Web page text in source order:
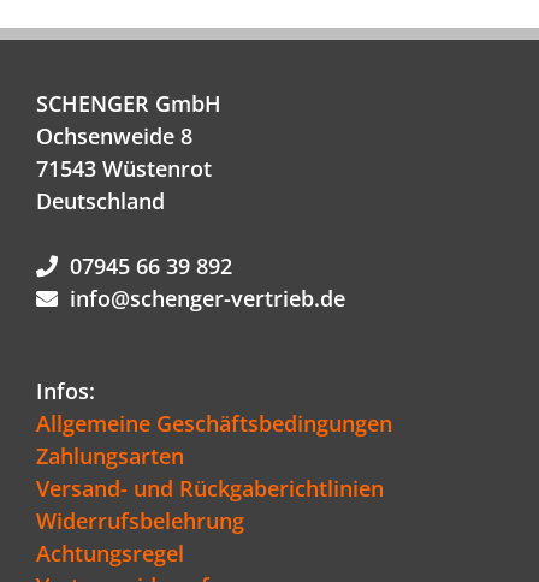
SCHENGER GmbH
Ochsenweide 8
71543 Wüstenrot
Deutschland
07945 66 39 892
info@schenger-vertrieb.de
Infos:
Allgemeine Geschäftsbedingungen
Zahlungsarten
Versand- und Rückgaberichtlinien
Widerrufsbelehrung
Achtungsregel